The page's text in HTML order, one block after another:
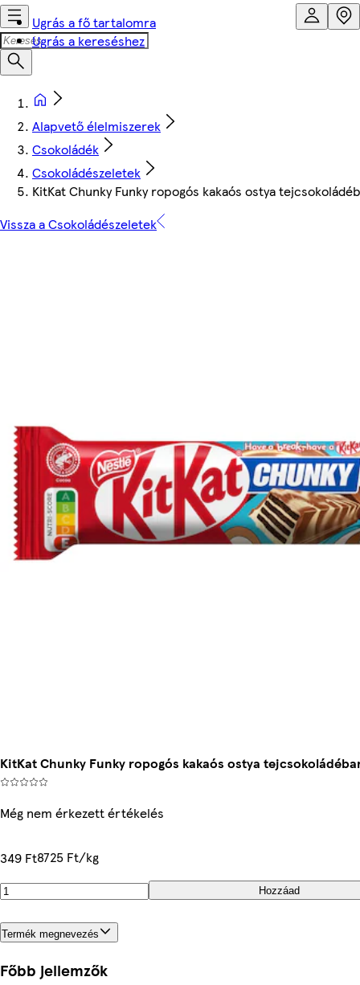
Ugrás a fő tartalomra
Ugrás a kereséshez
Alapvető élelmiszerek
Csokoládék
Csokoládészeletek
KitKat Chunky Funky ropogós kakaós ostya
Vissza a Csokoládészeletek
KitKat Chunky Funky ropogós kakaós ostya
Még nem érkezett értékelés
349 Ft8725 Ft/kg
Hozzáad
Termék megnevezés
Főbb jellemzők